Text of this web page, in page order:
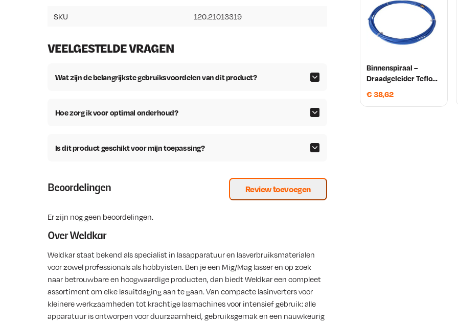
SKU 120.21013319
VEELGESTELDE VRAGEN
Wat zijn de belangrijkste gebruiksvoordelen van dit product?
Hoe zorg ik voor optimal onderhoud?
Is dit product geschikt voor mijn toepassing?
Beoordelingen Review toevoegen
Er zijn nog geen beoordelingen.
Over Weldkar
Weldkar staat bekend als specialist in lasapparatuur en lasverbruiksmaterialen
voor zowel professionals als hobbyisten. Ben je een Mig/Mag lasser en op zoek
naar betrouwbare en hoogwaardige producten, dan biedt Weldkar een compleet
assortiment om elke lasuitdaging aan te gaan. Van compacte lasinverters voor
kleinere werkzaamheden tot krachtige lasmachines voor intensief gebruik: alle
apparatuur is ontworpen voor duurzaamheid, gebruiksgemak en een nauwkeurig
Binnenspiraal –
Draadgeleider Teflon
€ 38,62